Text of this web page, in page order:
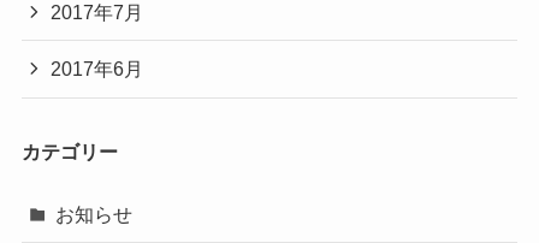
2017年7月
2017年6月
カテゴリー
お知らせ